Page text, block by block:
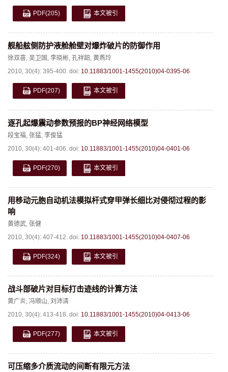
PDF(205) 本文被引
舰船舷侧防护液舱舱壁对爆炸破片的防御作用
徐双喜, 吴卫国 , 李晓彬, 孔祥韶, 黄燕玲
2010, 30(4): 395-400. doi: 10.11883/1001-1455(2010)04-0395-06
PDF(207) 本文被引
逐孔起爆震动参数预报的BP神经网络模型
段宝福, 张猛, 李俊猛
2010, 30(4): 401-406. doi: 10.11883/1001-1455(2010)04-0401-06
PDF(270) 本文被引
用移动元胞自动机法模拟杆式穿甲弹长细比对侵彻过程的影
响
黄德武, 张健
2010, 30(4): 407-412. doi: 10.11883/1001-1455(2010)04-0407-06
PDF(324) 本文被引
战斗部破片对目标打击迹线的计算方法
黄广炎, 冯顺山, 刘沛清
2010, 30(4): 413-418. doi: 10.11883/1001-1455(2010)04-0413-06
PDF(277) 本文被引
可压缩多介质流动的间断有限元方法